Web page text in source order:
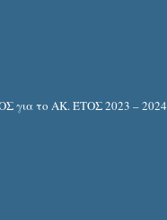
το ΑΚ. ΈΤΟΣ 2023 – 2024